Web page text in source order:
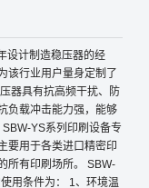
设计制造稳压器的经
该行业用户量身定制了
器具有抗高频干扰、防
负载冲击能力强，能够
YS系列印刷设备专
要用于各类进口精密印
所有印刷场所。 SBW-
用条件为： 1、环境温